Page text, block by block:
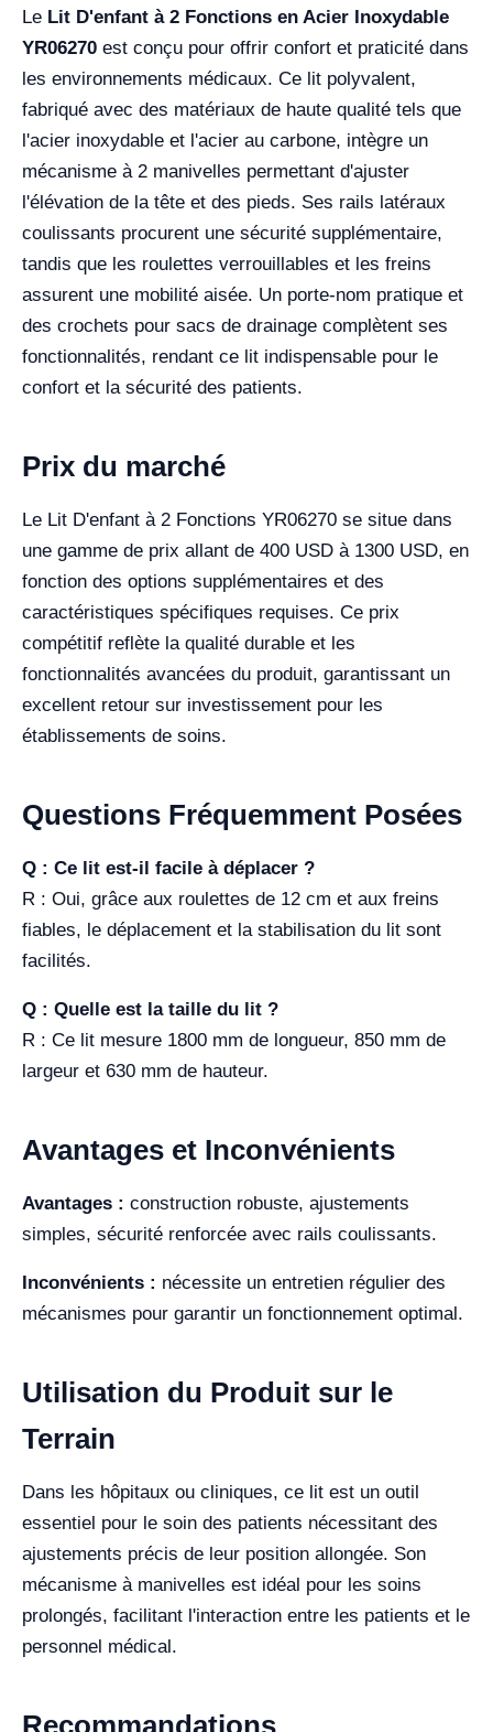
Le Lit D'enfant à 2 Fonctions en Acier Inoxydable
YR06270 est conçu pour offrir confort et praticité dans
les environnements médicaux. Ce lit polyvalent,
fabriqué avec des matériaux de haute qualité tels que
l'acier inoxydable et l'acier au carbone, intègre un
mécanisme à 2 manivelles permettant d'ajuster
l'élévation de la tête et des pieds. Ses rails latéraux
coulissants procurent une sécurité supplémentaire,
tandis que les roulettes verrouillables et les freins
assurent une mobilité aisée. Un porte-nom pratique et
des crochets pour sacs de drainage complètent ses
fonctionnalités, rendant ce lit indispensable pour le
confort et la sécurité des patients.
Prix du marché
Le Lit D'enfant à 2 Fonctions YR06270 se situe dans
une gamme de prix allant de 400 USD à 1300 USD, en
fonction des options supplémentaires et des
caractéristiques spécifiques requises. Ce prix
compétitif reflète la qualité durable et les
fonctionnalités avancées du produit, garantissant un
excellent retour sur investissement pour les
établissements de soins.
Questions Fréquemment Posées
Q : Ce lit est-il facile à déplacer ?
R : Oui, grâce aux roulettes de 12 cm et aux freins
fiables, le déplacement et la stabilisation du lit sont
facilités.
Q : Quelle est la taille du lit ?
R : Ce lit mesure 1800 mm de longueur, 850 mm de
largeur et 630 mm de hauteur.
Avantages et Inconvénients
Avantages : construction robuste, ajustements
simples, sécurité renforcée avec rails coulissants.
Inconvénients : nécessite un entretien régulier des
mécanismes pour garantir un fonctionnement optimal.
Utilisation du Produit sur le
Terrain
Dans les hôpitaux ou cliniques, ce lit est un outil
essentiel pour le soin des patients nécessitant des
ajustements précis de leur position allongée. Son
mécanisme à manivelles est idéal pour les soins
prolongés, facilitant l'interaction entre les patients et le
personnel médical.
Recommandations